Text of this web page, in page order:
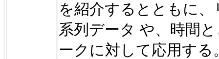
を紹介するとともに 、
系列データ や、時間
ークに対して応用する